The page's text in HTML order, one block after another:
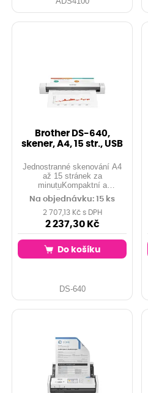
Brother DS-640,
skener, A4, 15 str., USB
Jednostranné skenování A4
až 15 stránek za
minutuKompaktní a
přenosnýŠpičkový software
pro skenování dokumentů,
účtenek a identifikačních
karetNapájení přímo z portu
USB
Na objednávku: 15 ks
2 707,13 Kč s DPH
2 237,30 Kč
Do košíku
DS-640